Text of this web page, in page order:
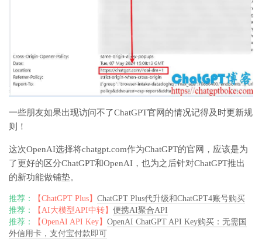
一些朋友如果出现访问不了ChatGPT官网的情况记得及时更新规
则！
这次OpenAI选择将chatgpt.com作为ChatGPT的官网，应该是为
了更好的区分ChatGPT和OpenAI，也为之后针对ChatGPT推出
的新功能做铺垫。
推荐： 【ChatGPT Plus】 ChatGPT Plus代升级和ChatGPT4账号购买
推荐：
【AI大模型API中转】 便携AI聚合API
推荐：
【OpenAI API Key】 OpenAI ChatGPT API Key购买：无需国
外信用卡，支付宝付款即可